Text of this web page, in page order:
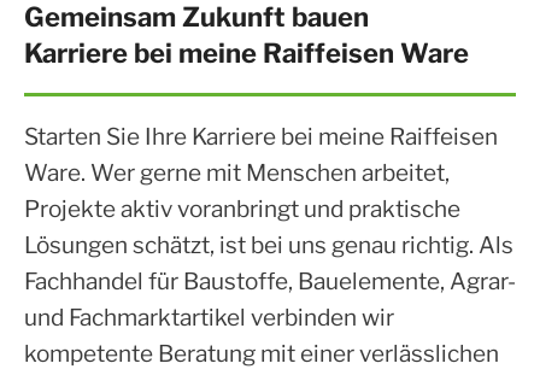
Gemeinsam Zukunft bauen
Karriere bei meine Raiffeisen Ware
Starten Sie Ihre Karriere bei meine Raiffeisen
Ware. Wer gerne mit Menschen arbeitet,
Projekte aktiv voranbringt und praktische
Lösungen schätzt, ist bei uns genau richtig. Als
Fachhandel für Baustoffe, Bauelemente, Agrar-
und Fachmarktartikel verbinden wir
kompetente Beratung mit einer verlässlichen